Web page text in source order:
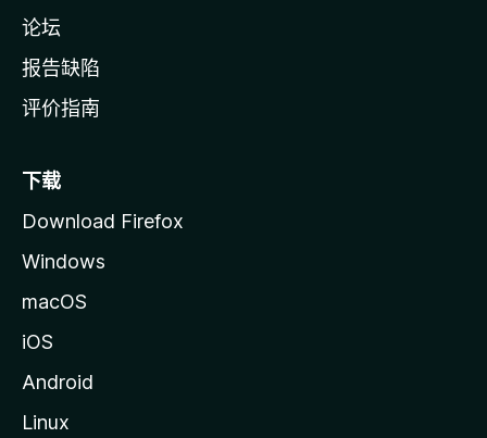
论坛
报告缺陷
评价指南
下载
Download Firefox
Windows
macOS
iOS
Android
Linux